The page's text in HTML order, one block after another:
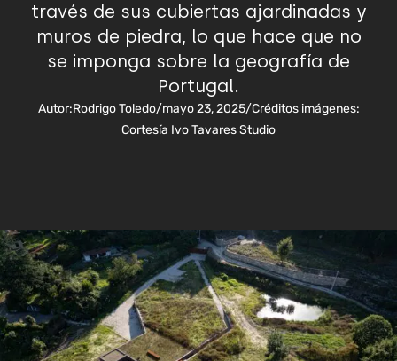
través de sus cubiertas ajardinadas y
muros de piedra, lo que hace que no
se imponga sobre la geografía de
Portugal.
Autor:Rodrigo Toledo/mayo 23, 2025/Créditos imágenes:
Cortesía Ivo Tavares Studio